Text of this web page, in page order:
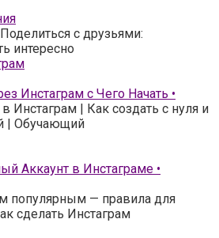
с друзьями:
интересно
Инстаграм с Чего Начать •
Инстаграм | Как создать с нуля и
| Обучающий
Аккаунт в Инстаграме •
популярным — правила для
сделать Инстаграм